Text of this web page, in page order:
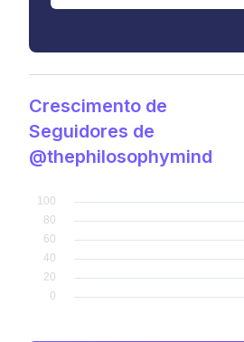
Crescimento de
Seguidores de
@thephilosophymind